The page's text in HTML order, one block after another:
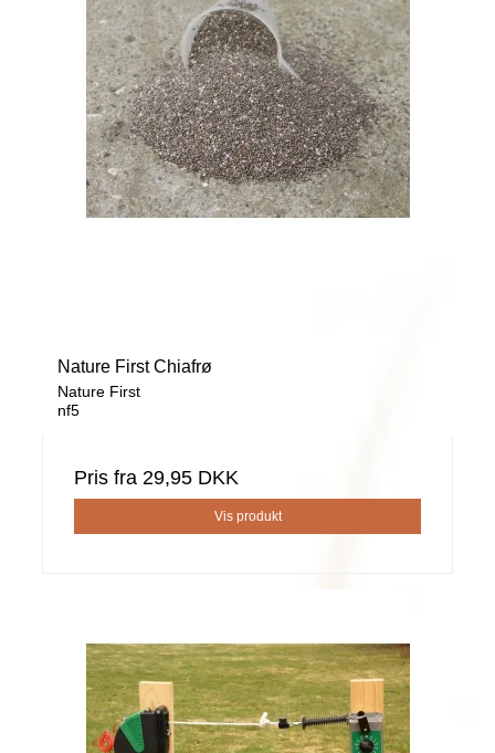
Nature First Chiafrø
Nature First
nf5
Pris fra 29,95 DKK
Vis produkt